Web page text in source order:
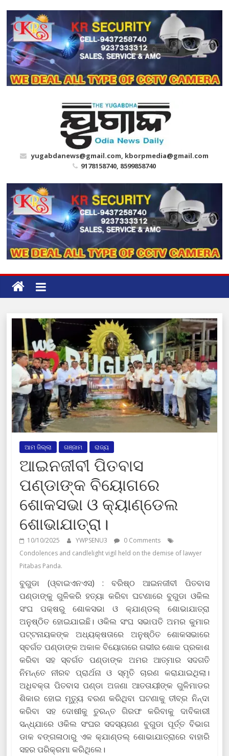
content
yugabdanews@gmail.com, kborpmedia@gmail.com
9178158740, 8599858740
ଆମ ଜିଲ୍ଲା ଗଞ୍ଜାମ ରାଜ୍ୟ
ଆଇନଜୀବୀ ପିତବାସ
ପଣ୍ଡାଙ୍କ ବିୟୋଗରେ
ଶୋକସଭା ଓ କ୍ୟାଣ୍ଡେଲ
ଶୋଭାଯାତ୍ରା।
10/10/2025 YWPSENU3
0 Comments
Condolences and candlelight vigil held on the demise of lawyer
Pitabas Panda.
ବୁଗୁଡା (ଓ୍ବାଇଏନଏସ) : ବରିଷ୍ଠ ଆଇନଜୀବୀ ପିତବାସ
ପଣ୍ଡାଙ୍କୁ ଗୁଳିକରି ହତ୍ୟା କରିବା ଘଟଣାରେ ବୁଗୁଡା ଓକିଲ
ସଂଘ ପକ୍ଷରୁ ଶୋକସଭା ଓ କ୍ଯାଣ୍ଡଲ୍ ଶୋଭାଯାତ୍ରା
ଅନୁଷ୍ଠିତ ହୋଇଯାଇଛି। ଓକିଲ ସଂଘ ସଭାପତି ଅମର କୁମାର
ପଟ୍ଟନାୟକଙ୍କ ଅଧ୍ୟକ୍ଷତାରେ ଅନୁଷ୍ଠିତ ଶୋକସଭାରେ
ସ୍ବର୍ଗତ ପଣ୍ଡାଙ୍କ ଅକାଳ ବିୟୋଗରେ ଗଭୀର ଶୋକ ପ୍ରକାଶ
କରିବା ସହ ସ୍ବର୍ଗତ ପଣ୍ଡାଙ୍କ ଅମର ଆତ୍ମାର ସଦଗତି
ନିମନ୍ତେ ନୀରବ ପ୍ରାର୍ଥନା ଓ ସ୍ମୃତି ଚାରଣ କରାଯାଇଥିଲା।
ଅଧିବକ୍ତା ପିତବାସ ପଣ୍ଡା ଅଜଣା ଆତତାୟୀଙ୍କ ଗୁଳିମାଡର
ଶିକାର ହୋଇ ମୃତ୍ୟୁ ବରଣ କରିଥିବା ଘଟଣାକୁ ତୀବ୍ର ନିନ୍ଦା
କରିବା ସହ ଦୋଷୀକୁ ତୁରନ୍ତ ଗିରଫ କରିବାକୁ ଦାବିକାରୀ
ସନ୍ଧ୍ଯାରେ ଓକିଲ ସଂଘର ସଦସ୍ୟଗଣ ବୁଗୁଡା ପୂର୍ତ୍ତ ବିଭାଗ
ଡାକ ବଙ୍ଗଳାଠାରୁ ଏକ କ୍ଯାଣ୍ଡଲ୍ ଶୋଭାଯାତ୍ରାରେ ବାହାରି
ସହର ପରିକ୍ରମା କରିଥିଲେ।